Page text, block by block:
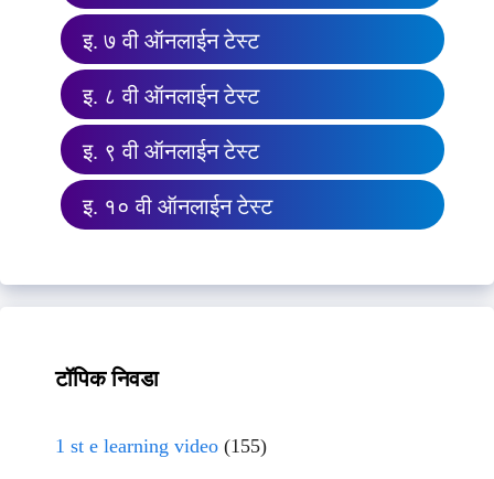
इ. ७ वी ऑनलाईन टेस्ट
इ. ८ वी ऑनलाईन टेस्ट
इ. ९ वी ऑनलाईन टेस्ट
इ. १० वी ऑनलाईन टेस्ट
टॉपिक निवडा
1 st e learning video (155)